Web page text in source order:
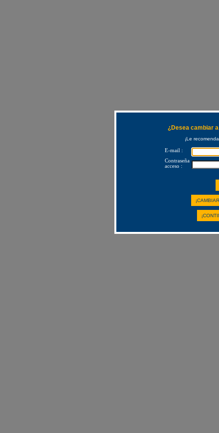
¿Desea cambiar
¡Le
E-mail :
Contraseña
acceso :